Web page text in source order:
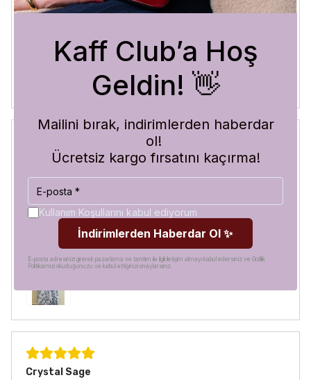
3 Ağustos 2026
Blue Abyss
Hilal A.
Satın Alınmış
Görür görmez çok beğendim. Hem desen olarak çok şık
hem de koruma olarak çok güvenilir. Ayrıca hızlı kargolama
için teşekkürler
Crystal Sage
Kaff Club’a Hoş
Geldin! 👋
Mailini bırak, indirimlerden haberdar
ol!
Ücretsiz kargo fırsatını kaçırma!
Kullanım Koşullarını kabul ediyorum
İndirimlerden Haberdar Ol ✨
E-posta adresinizi girerek pazarlama ve tanıtım ile ilgili iletişim almayı kabul edersiniz ve Gizlilik
Politikamızı okuduğunuzu ve kabul ettiğinizi onaylarsınız.